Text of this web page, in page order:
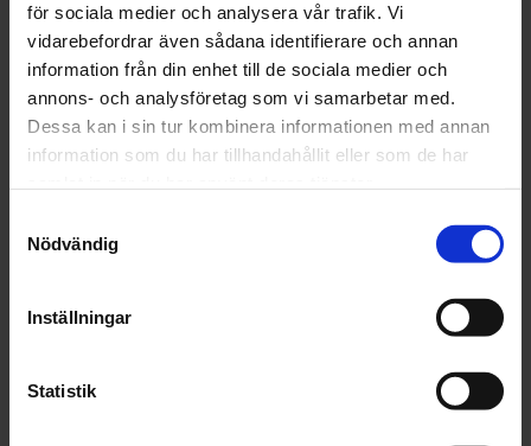
för sociala medier och analysera vår trafik. Vi
vidarebefordrar även sådana identifierare och annan
information från din enhet till de sociala medier och
annons- och analysföretag som vi samarbetar med.
Dessa kan i sin tur kombinera informationen med annan
information som du har tillhandahållit eller som de har
Nödvändig
Inställningar
Statistik
Juristen förklarar
PPWR träder i kraft 12 augusti
2026 – ÄR NI REDO?